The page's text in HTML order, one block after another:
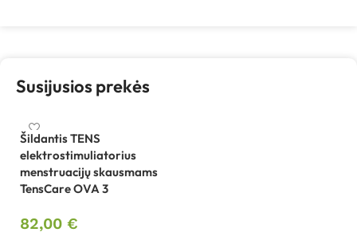
Susijusios prekės
Šildantis TENS
elektrostimuliatorius
menstruacijų skausmams
TensCare OVA 3
82,00 €